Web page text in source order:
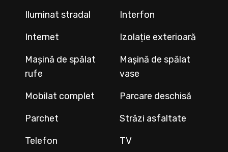
Iluminat stradal
Interfon
Internet
Izolație exterioară
Mașină de spălat
rufe
Mașină de spălat
vase
Mobilat complet
Parcare deschisă
Parchet
Străzi asfaltate
Telefon
TV